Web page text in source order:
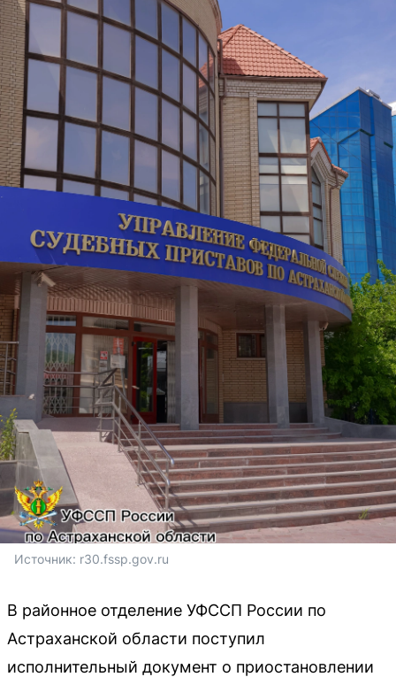
Источник: r30.fssp.gov.ru
В районное отделение УФССП России по
Астраханской области поступил
исполнительный документ о приостановлении